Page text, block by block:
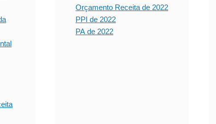
Orçamento Receita de 2022
PPI de 2022
PA de 2022